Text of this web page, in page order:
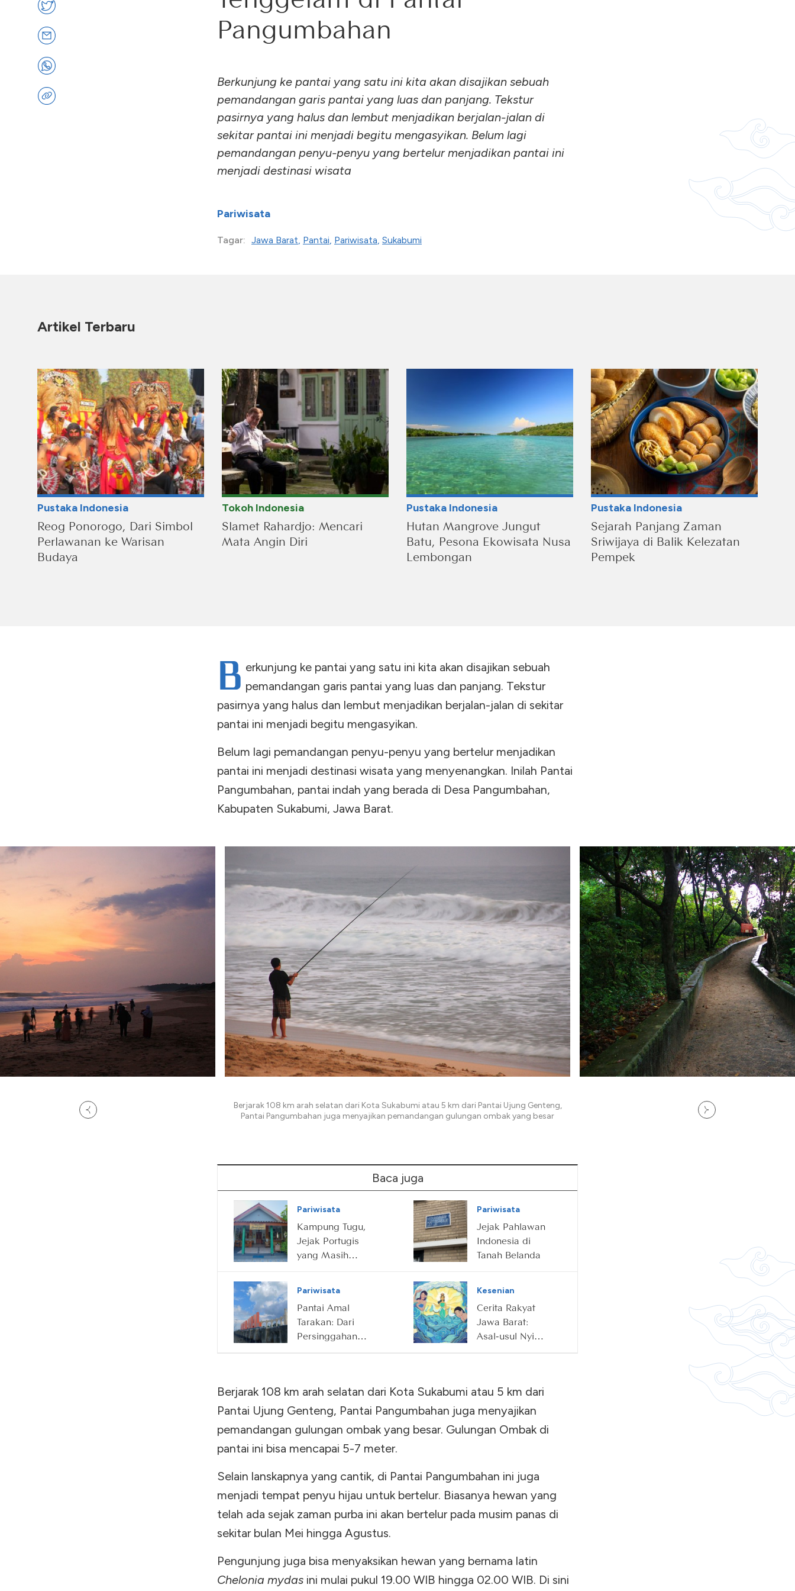
Pangumbahan
Berkunjung ke pantai yang satu ini kita akan disajikan sebuah
pemandangan garis pantai yang luas dan panjang. Tekstur
pasirnya yang halus dan lembut menjadikan berjalan-jalan di
sekitar pantai ini menjadi begitu mengasyikan. Belum lagi
pemandangan penyu-penyu yang bertelur menjadikan pantai ini
menjadi destinasi wisata
Pariwisata
Tagar: Jawa Barat Pantai Pariwisata Sukabumi
Artikel Terbaru
Pustaka Indonesia
Reog Ponorogo, Dari Simbol
Perlawanan ke Warisan
Budaya
Tokoh Indonesia
Slamet Rahardjo: Mencari
Mata Angin Diri
Pustaka Indonesia
Hutan Mangrove Jungut
Batu, Pesona Ekowisata Nusa
Lembongan
Pustaka Indonesia
Sejarah Panjang Zaman
Sriwijaya di Balik Kelezatan
Pempek
B erkunjung ke pantai yang satu ini kita akan disajikan sebuah
pemandangan garis pantai yang luas dan panjang. Tekstur
pasirnya yang halus dan lembut menjadikan berjalan-jalan di sekitar
pantai ini menjadi begitu mengasyikan.
Belum lagi pemandangan penyu-penyu yang bertelur menjadikan
pantai ini menjadi destinasi wisata yang menyenangkan. Inilah Pantai
Pangumbahan, pantai indah yang berada di Desa Pangumbahan,
Kabupaten Sukabumi, Jawa Barat.
Berjarak 108 km arah selatan dari Kota Sukabumi atau 5 km dari Pantai Ujung Genteng,
Pantai Pangumbahan juga menyajikan pemandangan gulungan ombak yang besar
Baca juga
Pariwisata
Kampung Tugu,
Jejak Portugis
yang Masih
Pariwisata
Jejak Pahlawan
Indonesia di
Tanah Belanda
Pariwisata
Pantai Amal
Tarakan: Dari
Persinggahan
Kesenian
Cerita Rakyat
Jawa Barat:
Asal-usul Nyi
Misteri
Berjarak 108 km arah selatan dari Kota Sukabumi atau 5 km dari
Pantai Ujung Genteng, Pantai Pangumbahan juga menyajikan
pemandangan gulungan ombak yang besar. Gulungan Ombak di
pantai ini bisa mencapai 5-7 meter.
Selain lanskapnya yang cantik, di Pantai Pangumbahan ini juga
menjadi tempat penyu hijau untuk bertelur. Biasanya hewan yang
telah ada sejak zaman purba ini akan bertelur pada musim panas di
sekitar bulan Mei hingga Agustus.
Pengunjung juga bisa menyaksikan hewan yang bernama latin
Chelonia mydas ini mulai pukul 19.00 WIB hingga 02.00 WIB. Di sini